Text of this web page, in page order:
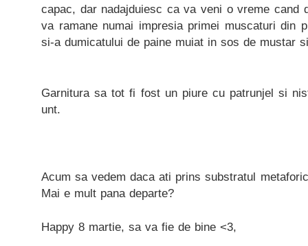
capac, dar nadajduiesc ca va veni o vreme cand
va ramane numai impresia primei muscaturi din
si-a dumicatului de paine muiat in sos de mustar
Garnitura sa tot fi fost un piure cu patrunjel si
unt.
Acum sa vedem daca ati prins substratul
Mai e mult pana departe?
Happy 8 martie, sa va fie de bine <3,